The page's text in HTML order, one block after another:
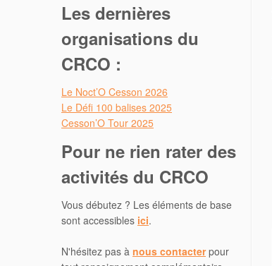
Les dernières
organisations du
CRCO :
Le Noct’O Cesson 2026
Le Défi 100 balises 2025
Cesson’O Tour 2025
Pour ne rien rater des
activités du CRCO
Vous débutez ? Les éléments de base
sont accessibles ici.
N'hésitez pas à nous contacterpour